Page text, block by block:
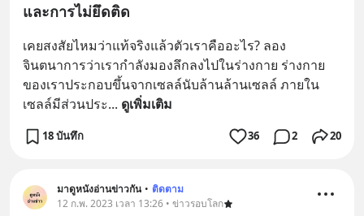
และการไม่ยึดติด
เคยสงสัยไหมว่าแท้จริงแล้วตัวเราคืออะไร? ลอง
จินตนาการว่าเรากำลังมองลึกลงไปในร่างกาย ร่างกาย
ของเราประกอบขึ้นจากเซลล์นับล้านล้านเซลล์ ภายใน
เซลล์มีส่วนประ... ดูเพิ่มเติม
18 บันทึก 36 2 20
มาดูหนังอ่านข่าวกัน • ติดตาม
12 ก.พ. 2023 เวลา 13:26 • ข่าวรอบโลก